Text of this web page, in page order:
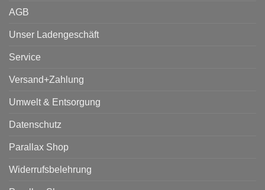
AGB
Unser Ladengeschäft
Service
Versand+Zahlung
Umwelt & Entsorgung
Datenschutz
Parallax Shop
Widerrufsbelehrung